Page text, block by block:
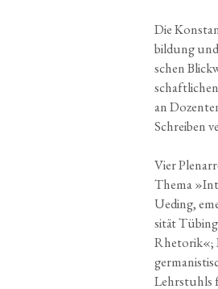
Die
bil­dung
schen
an
Schrei­ben
Vier
The­ma
Ueding,
si­tät
Rhe­to­rik«;
Lehr­stuhls